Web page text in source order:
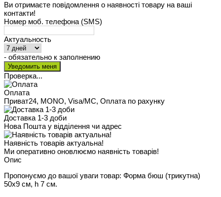
Ви отримаєте повідомлення о наявності товару на ваші
контакти!
Номер моб. телефона (SMS)
Актуальность
- обязательно к заполнению
Проверка...
Оплата
Приват24, MONO, Visa/MC, Оплата по рахунку
Доставка 1-3 доби
Нова Пошта у відділення чи адрес
Наявність товарів актуальна!
Ми оперативно оновлюємо наявність товарів!
Опис
Пропонуємо до вашої уваги товар: Форма бюш (трикутна)
50х9 см, h 7 см.